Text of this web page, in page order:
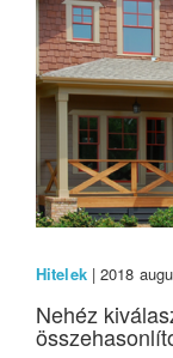
Hitelek| 2018
Nehéz